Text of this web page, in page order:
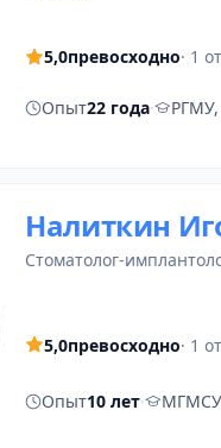
5,0превосходно· 1
Опыт22 года· РГМУ,
Налиткин
стоматолог-
5,0превосходно· 1
Опыт10 лет· МГМСУ